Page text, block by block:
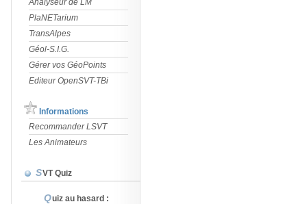
Analyseur de LM
PlaNETarium
TransAlpes
Géol-S.I.G.
Gérer vos GéoPoints
Editeur OpenSVT-TBi
Informations
Recommander LSVT
Les Animateurs
SVT Quiz
Quiz au hasard :